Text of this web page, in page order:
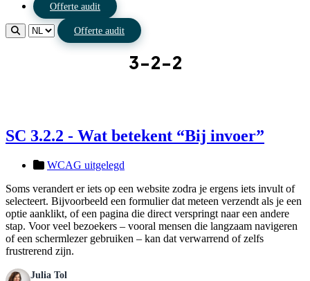
Offerte audit
Offerte audit
3-2-2
SC 3.2.2 - Wat betekent “Bij invoer”
WCAG uitgelegd
Soms verandert er iets op een website zodra je ergens iets invult of
selecteert. Bijvoorbeeld een formulier dat meteen verzendt als je een
optie aanklikt, of een pagina die direct verspringt naar een andere
stap. Voor veel bezoekers – vooral mensen die langzaam navigeren
of een schermlezer gebruiken – kan dat verwarrend of zelfs
frustrerend zijn.
Julia Tol